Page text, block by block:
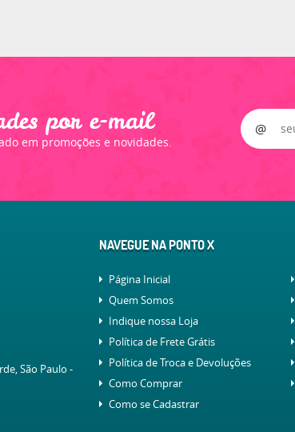
por e-mail
em promoções e novidades.
São Paulo -
NAVEGUE NA PONTO X
Página Inicial
Quem Somos
Indique nossa Loja
Política de Frete Grátis
Política de Troca e Devoluções
Como Comprar
Como se Cadastrar